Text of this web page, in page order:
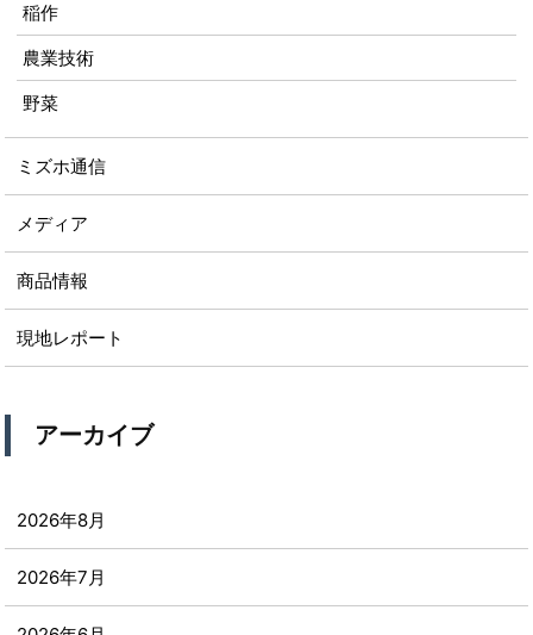
稲作
農業技術
野菜
ミズホ通信
メディア
商品情報
現地レポート
アーカイブ
2026年8月
2026年7月